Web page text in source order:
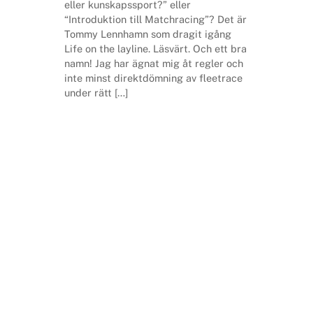
eller kunskapssport?” eller
“Introduktion till Matchracing”? Det är
Tommy Lennhamn som dragit igång
Life on the layline. Läsvärt. Och ett bra
namn! Jag har ägnat mig åt regler och
inte minst direktdömning av fleetrace
under rätt […]